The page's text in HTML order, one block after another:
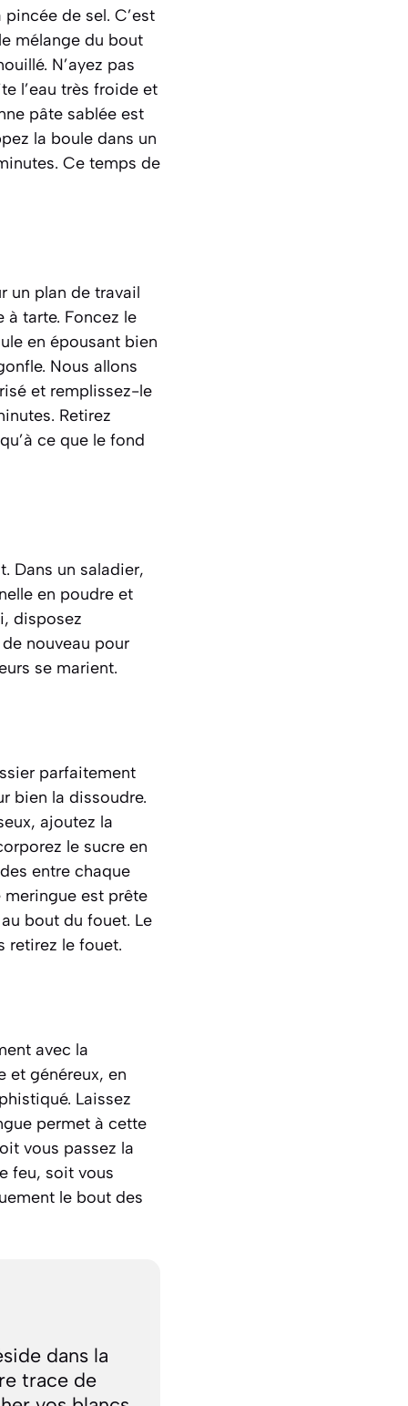
de sel. C’est
mélange du bout
N’ayez pas
l’eau très froide et
pâte sablée est
la boule dans un
Ce temps de
un plan de travail
à tarte. Foncez le
en épousant bien
Nous allons
et remplissez-le
Retirez
ce que le fond
Dans un saladier,
en poudre et
disposez
nouveau pour
se marient.
parfaitement
bien la dissoudre.
ajoutez la
le sucre en
entre chaque
est prête
bout du fouet. Le
retirez le fouet.
avec la
et généreux, en
Laissez
permet à cette
vous passez la
feu, soit vous
le bout des
dans la
trace de